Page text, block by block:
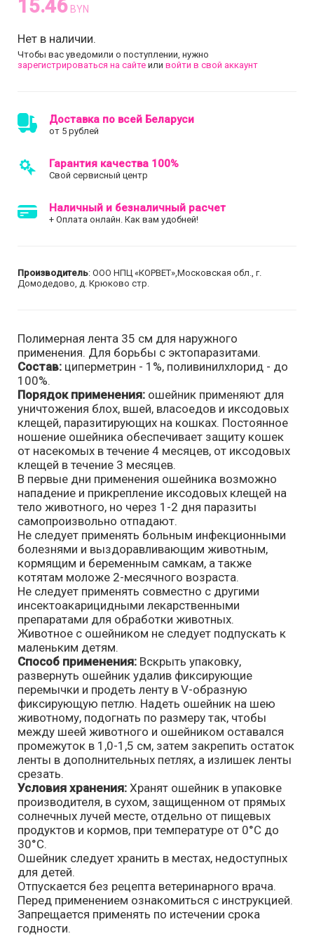
15.46 BYN
Нет в наличии.
Чтобы вас уведомили о поступлении, нужно
зарегистрироваться на сайте или войти в свой аккаунт
Доставка по всей Беларуси
от 5 рублей
Гарантия качества 100%
Свой сервисный центр
Наличный и безналичный расчет
+ Оплата онлайн. Как вам удобней!
Производитель: ООО НПЦ «КОРВЕТ»,Московская обл., г.
Домодедово, д. Крюково стр.
Полимерная лента 35 см для наружного
применения. Для борьбы с эктопаразитами.
Состав: циперметрин - 1%, поливинилхлорид - до
100%.
Порядок применения: ошейник применяют для
уничтожения блох, вшей, власоедов и иксодовых
клещей, паразитирующих на кошках. Постоянное
ношение ошейника обеспечивает защиту кошек
от насекомых в течение 4 месяцев, от иксодовых
клещей в течение 3 месяцев.
В первые дни применения ошейника возможно
нападение и прикрепление иксодовых клещей на
тело животного, но через 1-2 дня паразиты
самопроизвольно отпадают.
Не следует применять больным инфекционными
болезнями и выздоравливающим животным,
кормящим и беременным самкам, а также
котятам моложе 2-месячного возраста.
Не следует применять совместно с другими
инсектоакарицидными лекарственными
препаратами для обработки животных.
Животное с ошейником не следует подпускать к
маленьким детям.
Способ применения: Вскрыть упаковку,
развернуть ошейник удалив фиксирующие
перемычки и продеть ленту в V-образную
фиксирующую петлю. Надеть ошейник на шею
животному, подогнать по размеру так, чтобы
между шеей животного и ошейником оставался
промежуток в 1,0-1,5 см, затем закрепить остаток
ленты в дополнительных петлях, а излишек ленты
срезать.
Условия хранения: Хранят ошейник в упаковке
производителя, в сухом, защищенном от прямых
солнечных лучей месте, отдельно от пищевых
продуктов и кормов, при температуре от 0°С до
30°С.
Ошейник следует хранить в местах, недоступных
для детей.
Отпускается без рецепта ветеринарного врача.
Перед применением ознакомиться с инструкцией.
Запрещается применять по истечении срока
годности.